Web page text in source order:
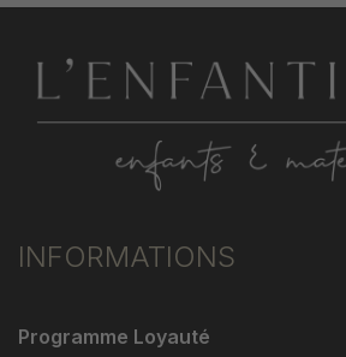
INFORMATIONS
Programme Loyauté